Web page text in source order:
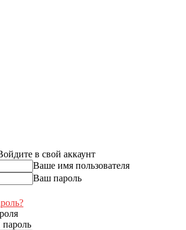
в свой аккаунт
Ваше имя пользователя
Ваш пароль
пароль